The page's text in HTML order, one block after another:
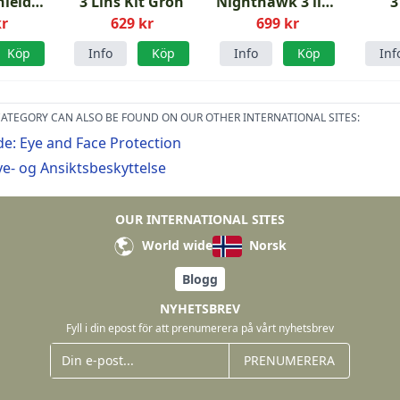
Köp
629 kr
Info Köp
Kit
699 kr
Info Köp
CAN ALSO BE FOUND ON OUR OTHER INTERNATIONAL SITES:
Eye and Face Protection
og Ansiktsbeskyttelse
OUR INTERNATIONAL SITES
World wide
Norsk
Blogg
NYHETSBREV
Fyll i din epost för att prenumerera på vårt nyhetsbrev
PRENUMERERA